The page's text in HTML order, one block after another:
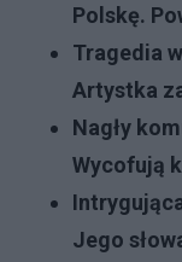
Polskę.
Tragedia
Artystka
Nagły
Wycofują
Jego